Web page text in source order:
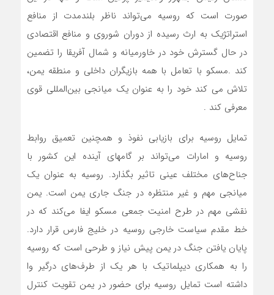
صورت است که روسیه می‌تواند ناظر بلندمدت از منافع
استراتژیک به ارث رسیده از دوران شوروی و منافع اقتصادی
در حال گسترش خود در خاورمیانه و شمال آفریقا را تضمین
کند .مسکو با تعامل با همه بازیگران داخلی و منطقه یمن،
تلاش می کند خود را به عنوان یک میانجی بین‌المللی قوی
معرفی کند .
تمایل روسیه برای بازیابی نفوذ و همچنین تعمیق روابط
روسیه و امارات می‌تواند بر گامهای آینده این کشور با
جناح‌های مختلف عینی تاثیر بگذارد. روسیه به عنوان یک
میانجی مهم و غیر منتظره در جنگ جاری یمن است. یمن
نقشی مهم در طرح امنیت جمعی مسکو ایفا می‌کند که در
خط مقدم سیاست خارجی روسیه در خلیج فارس قرار دارد.
پایان یافتن جنگ در یمن پیش نیاز و طرحی است که روسیه
را به همکاری دیپلماتیک با هر یک از طرف‌های درگیر وا
داشته است تمایل روسیه برای حضور در یمن تقویت کنترل